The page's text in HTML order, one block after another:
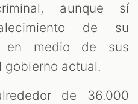
aunque sí
de su
en medio de sus
gobierno actual.
de 36.000